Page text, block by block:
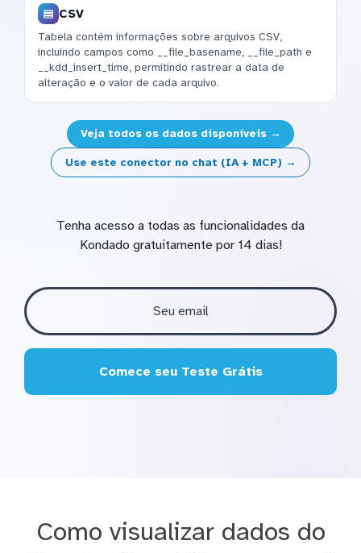
CSV
Tabela contém informações sobre arquivos CSV,
incluindo campos como __file_basename, __file_path e
__kdd_insert_time, permitindo rastrear a data de
alteração e o valor de cada arquivo.
Veja todos os dados disponíveis →
Use este conector no chat (IA + MCP) →
Tenha acesso a todas as funcionalidades da
Kondado gratuitamente por 14 dias!
Comece seu Teste Grátis
Como visualizar dados do